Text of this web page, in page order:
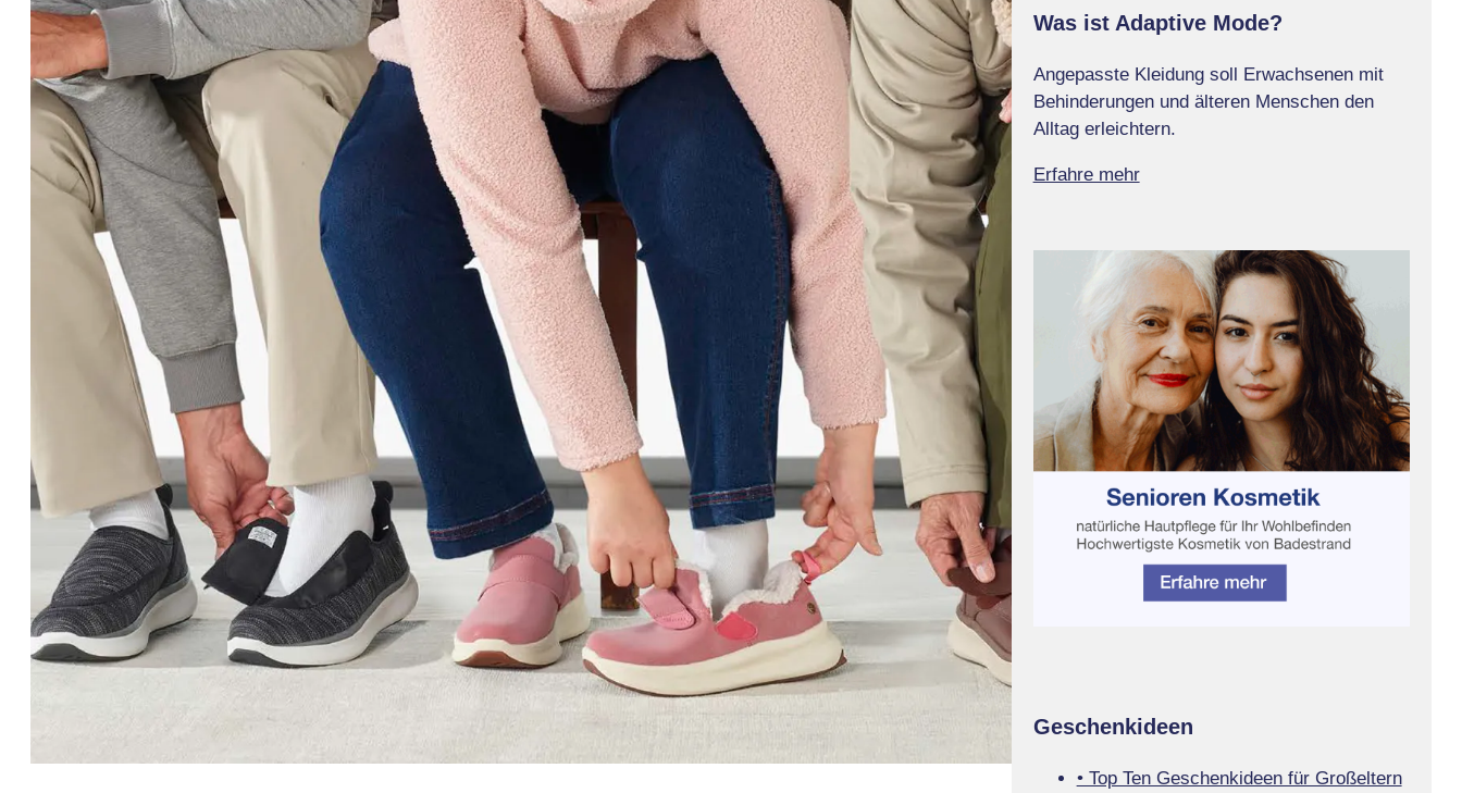
Was ist Adaptive Mode?
Angepasste Kleidung soll Erwachsenen mit
Behinderungen und älteren Menschen den
Alltag erleichtern.
Erfahre mehr
Geschenkideen
• Top Ten Geschenkideen für Großeltern